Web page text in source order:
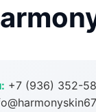
+7 (936) 352-